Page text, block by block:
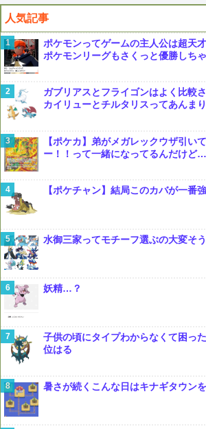
人気記事
ポケモンってゲームの主人公は超天
ポケモンリーグもさくっと優勝しち
ガブリアスとフライゴンはよく比較
カイリューとチルタリスってあんま
【ポケカ】弟がメガレックウザ引い
ー！！って一緒になってるんだけど…
【ポケチャン】結局このカバが一番
水御三家ってモチーフ選ぶの大変そ
妖精…？
子供の頃にタイプわからなくて困っ
位はる
暑さが続くこんな日はキナギタウン